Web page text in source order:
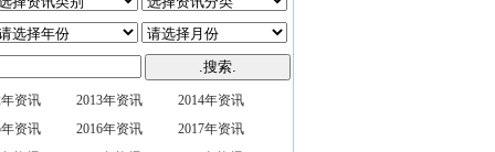
年资讯 2013年资讯
2014年资讯
年资讯
2016年资讯
2017年资讯